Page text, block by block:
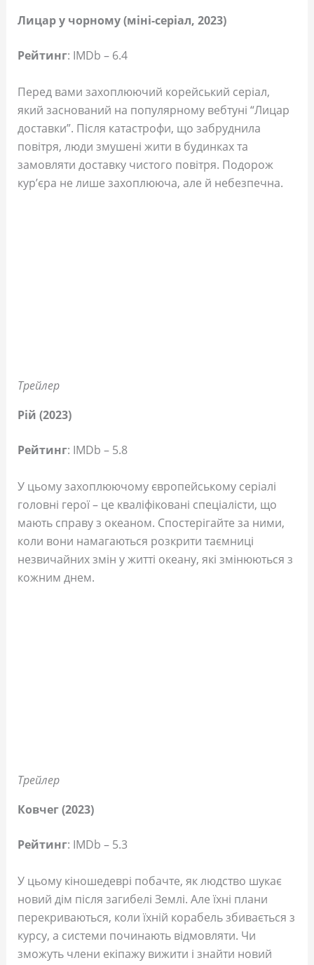
Лицар у чорному (міні-серіал, 2023)
Рейтинг: IMDb – 6.4
Перед вами захоплюючий корейський серіал,
який заснований на популярному вебтуні “Лицар
доставки”. Після катастрофи, що забруднила
повітря, люди змушені жити в будинках та
замовляти доставку чистого повітря. Подорож
кур’єра не лише захоплююча, але й небезпечна.
Трейлер
Рій (2023)
Рейтинг: IMDb – 5.8
У цьому захоплюючому європейському серіалі
головні герої – це кваліфіковані спеціалісти, що
мають справу з океаном. Спостерігайте за ними,
коли вони намагаються розкрити таємниці
незвичайних змін у житті океану, які змінюються з
кожним днем.
Трейлер
Ковчег (2023)
Рейтинг: IMDb – 5.3
У цьому кіношедеврі побачте, як людство шукає
новий дім після загибелі Землі. Але їхні плани
перекриваються, коли їхній корабель збивається з
курсу, а системи починають відмовляти. Чи
зможуть члени екіпажу вижити і знайти новий